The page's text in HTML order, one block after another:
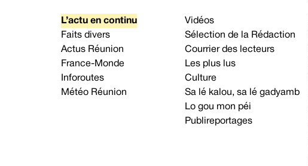
L’actu en continu
Faits divers
Actus Réunion
France-Monde
Inforoutes
Météo Réunion
Vidéos
Sélection de la Rédaction
Courrier des lecteurs
Les plus lus
Culture
Sa lé kalou, sa lé gadyamb
Lo gou mon péi
Publireportages